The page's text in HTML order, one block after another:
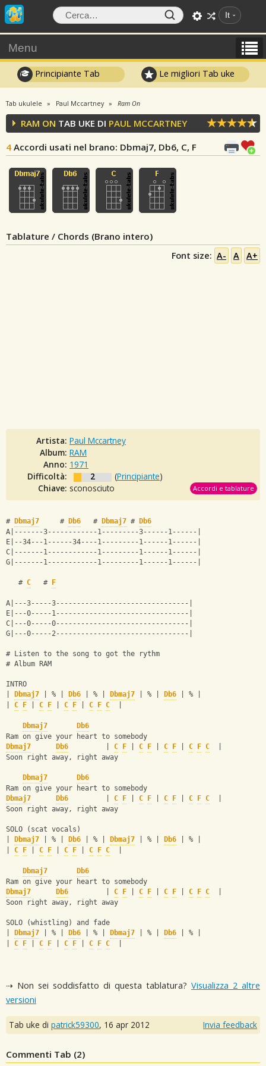
It
Menu
Principiante Tab Le migliori Tab uke
Tab ukulele Paul Mccartney Ram On
RAM ON TAB UKE DI PAUL MCCARTNEY
4 Accordi usati nel brano: Dbmaj7, Db6, C, F
Tablature / Chords (Brano intero)
Font size: A- A A+
Artista: Paul Mccartney
Album: RAM
Anno: 1971
Difficoltà:
2 (Principiante)
Chiave: sconosciuto Accordi e tablature
# Dbmaj7
     #
Db6
   #
Dbmaj7 # Db6
A|-------3------------1---------3------1------|
E|--34---1------34----1---------1------1------|
C|-------1------------1---------1------1------|
G|-------1------------1---------1------1------|
   #
C
   #
F
A|---3-----3--------------------------------|
E|---0-----1--------------------------------|
C|---0-----0--------------------------------|
G|---0-----2--------------------------------|
# Listen to the song to got the rythm
# Album RAM
INTRO
Dbmaj7 | % | Db6 | % | Dbmaj7 | % | Db6 | % |
C F C F C F C F C
Dbmaj7
Db6
Ram on give your heart to somebody
Dbmaj7
Db6 C F C F C F C F C
Soon right away, right away
Dbmaj7
Db6
Ram on give your heart to somebody
Dbmaj7
Db6 C F C F C F C F C
Soon right away, right away
SOLO (scat vocals)
Dbmaj7 | % | Db6 | % | Dbmaj7 | % | Db6 | % |
C F C F C F C F C
Dbmaj7
Db6
Ram on give your heart to somebody
Dbmaj7
Db6 C F C F C F C F C
Soon right away, right away
SOLO (whistling) and fade
Dbmaj7 | % | Db6 | % | Dbmaj7 | % | Db6 | % |
C F C F C F C F C
⇢ Non sei soddisfatto di questa tablatura? Visualizza 2 altre
versioni
Tab uke di patrick59300, 16 apr 2012 Invia feedback
Commenti Tab (2)